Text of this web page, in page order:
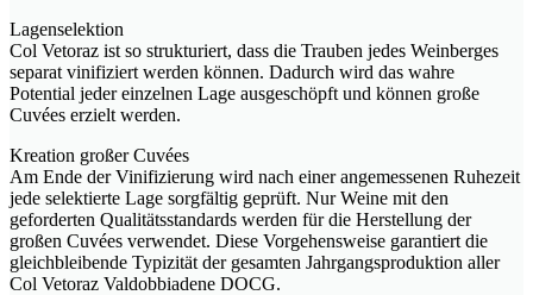
Lagenselektion
Col Vetoraz ist so strukturiert, dass die Trauben jedes Weinberges
separat vinifiziert werden können. Dadurch wird das wahre
Potential jeder einzelnen Lage ausgeschöpft und können große
Cuvées erzielt werden.
Kreation großer Cuvées
Am Ende der Vinifizierung wird nach einer angemessenen Ruhezeit
jede selektierte Lage sorgfältig geprüft. Nur Weine mit den
geforderten Qualitätsstandards werden für die Herstellung der
großen Cuvées verwendet. Diese Vorgehensweise garantiert die
gleichbleibende Typizität der gesamten Jahrgangsproduktion aller
Col Vetoraz Valdobbiadene DOCG.